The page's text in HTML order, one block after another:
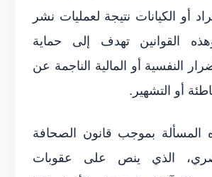
أو الكيانات نتيجة لعمليات نشر
القوانين تهدف إلى حماية
النفسية أو المالية الناجمة عن
أو التشهير.
المسألة بموجب قانون الصحافة
الذي ينص على عقوبات